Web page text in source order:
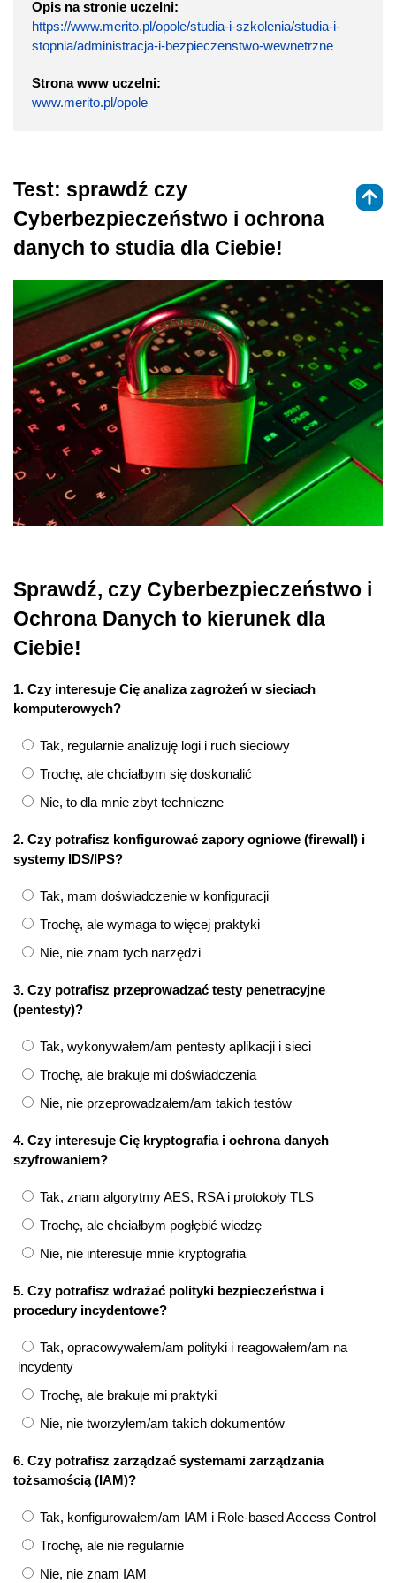
Opis na stronie uczelni:
https://www.merito.pl/opole/studia-i-szkolenia/studia-i-
stopnia/administracja-i-bezpieczenstwo-wewnetrzne
Strona www uczelni:
www.merito.pl/opole
Test: sprawdź czy
Cyberbezpieczeństwo i ochrona
danych to studia dla Ciebie!
Sprawdź, czy Cyberbezpieczeństwo i
Ochrona Danych to kierunek dla
Ciebie!
1. Czy interesuje Cię analiza zagrożeń w sieciach
komputerowych?
Tak, regularnie analizuję logi i ruch sieciowy
Trochę, ale chciałbym się doskonalić
Nie, to dla mnie zbyt techniczne
2. Czy potrafisz konfigurować zapory ogniowe (firewall) i
systemy IDS/IPS?
Tak, mam doświadczenie w konfiguracji
Trochę, ale wymaga to więcej praktyki
Nie, nie znam tych narzędzi
3. Czy potrafisz przeprowadzać testy penetracyjne
(pentesty)?
Tak, wykonywałem/am pentesty aplikacji i sieci
Trochę, ale brakuje mi doświadczenia
Nie, nie przeprowadzałem/am takich testów
4. Czy interesuje Cię kryptografia i ochrona danych
szyfrowaniem?
Tak, znam algorytmy AES, RSA i protokoły TLS
Trochę, ale chciałbym pogłębić wiedzę
Nie, nie interesuje mnie kryptografia
5. Czy potrafisz wdrażać polityki bezpieczeństwa i
procedury incydentowe?
Tak, opracowywałem/am polityki i reagowałem/am na
incydenty
Trochę, ale brakuje mi praktyki
Nie, nie tworzyłem/am takich dokumentów
6. Czy potrafisz zarządzać systemami zarządzania
tożsamością (IAM)?
Tak, konfigurowałem/am IAM i Role-based Access Control
Trochę, ale nie regularnie
Nie, nie znam IAM